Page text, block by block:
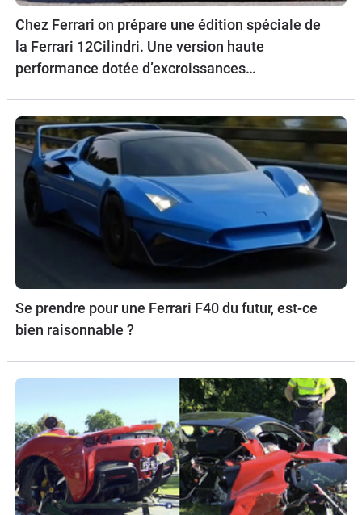
Chez Ferrari on prépare une édition spéciale de
la Ferrari 12Cilindri. Une version haute
performance dotée d’excroissances
Se prendre pour une Ferrari F40 du futur, est-ce
bien raisonnable ?